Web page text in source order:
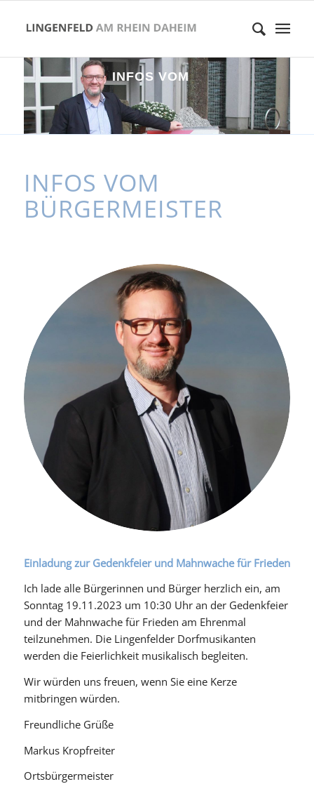
INFOS VOM
BÜ E RM
INFOS VOM
BÜRGERMEISTER
Einladung zur Gedenkfeier und Mahnwache für Frieden
Ich lade alle Bürgerinnen und Bürger herzlich ein, am
Sonntag 19.11.2023 um 10:30 Uhr an der Gedenkfeier
und der Mahnwache für Frieden am Ehrenmal
teilzunehmen. Die Lingenfelder Dorfmusikanten
werden die Feierlichkeit musikalisch begleiten.
Wir würden uns freuen, wenn Sie eine Kerze
mitbringen würden.
Freundliche Grüße
Markus Kropfreiter
Ortsbürgermeister